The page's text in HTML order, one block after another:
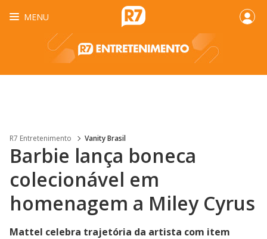
MENU
R7 Entretenimento Vanity Brasil
Barbie lança boneca
colecionável em
homenagem a Miley Cyrus
Mattel celebra trajetória da artista com item